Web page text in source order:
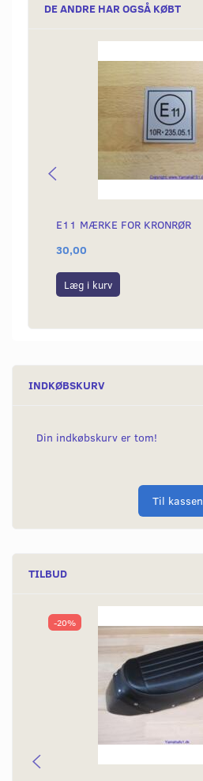
DE ANDRE HAR OGSÅ KØBT
E11 MÆRKE FOR KRONRØR
30,00
Læg i kurv
INDKØBSKURV
Din indkøbskurv er tom!
Til kassen
TILBUD
-20%